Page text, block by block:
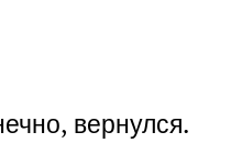
вернулся.